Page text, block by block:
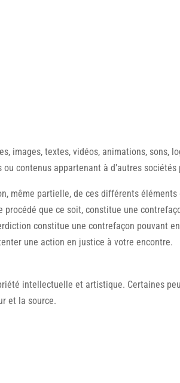
images, textes, vidéos, animations, sons,
contenus appartenant à d’autres
même partielle, de ces différents
procédé que ce soit, constitue une
constitue une contrefaçon pouvant
une action en justice à votre encontre.
intellectuelle et artistique. Certaines
et la source.